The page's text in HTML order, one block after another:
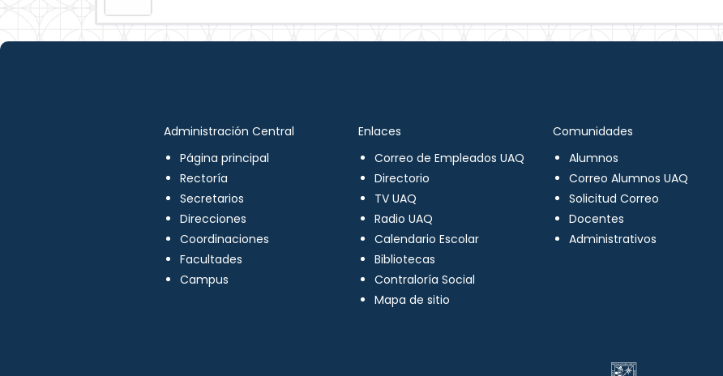
Administración Central
Página principal
Rectoría
Secretarios
Direcciones
Coordinaciones
Facultades
Campus
Enlaces
Correo de Empleados UAQ
Directorio
TV UAQ
Radio UAQ
Calendario Escolar
Bibliotecas
Contraloría Social
Mapa de sitio
Comunidades
Alumnos
Correo Alumnos UAQ
Solicitud Correo
Docentes
Administrativos